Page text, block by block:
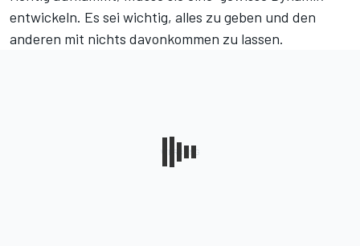
entwickeln. Es sei wichtig, alles zu geben und den
anderen mit nichts davonkommen zu lassen.